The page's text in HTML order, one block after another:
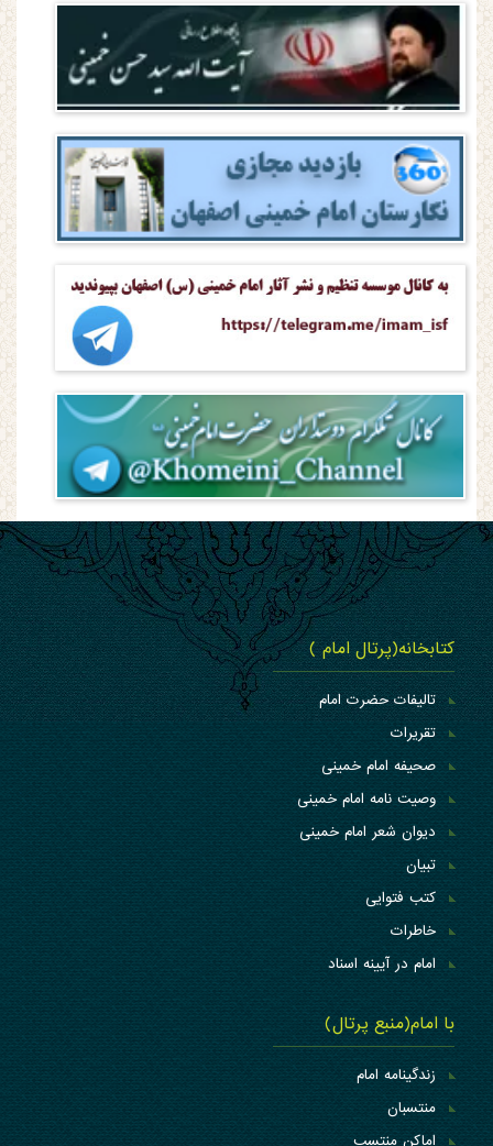
کتابخانه(پرتال امام )
تالیفات حضرت امام
تقریرات
صحیفه امام خمینی
وصیت نامه امام خمینی
دیوان شعر امام خمینی
تبیان
کتب فتوایی
خاطرات
امام در آیینه اسناد
با امام(منبع پرتال)
زندگینامه امام
منتسبان
اماکن منتسب